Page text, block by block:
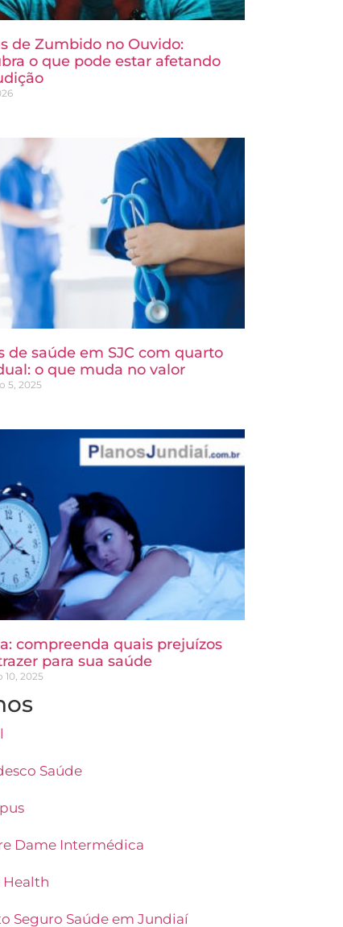
de Zumbido no Ouvido:
o que pode estar afetando
de saúde em SJC com quarto
o que muda no valor
5, 2025
compreenda quais prejuízos
para sua saúde
2025
Saúde
Dame Intermédica
Health
Seguro Saúde em Jundiaí